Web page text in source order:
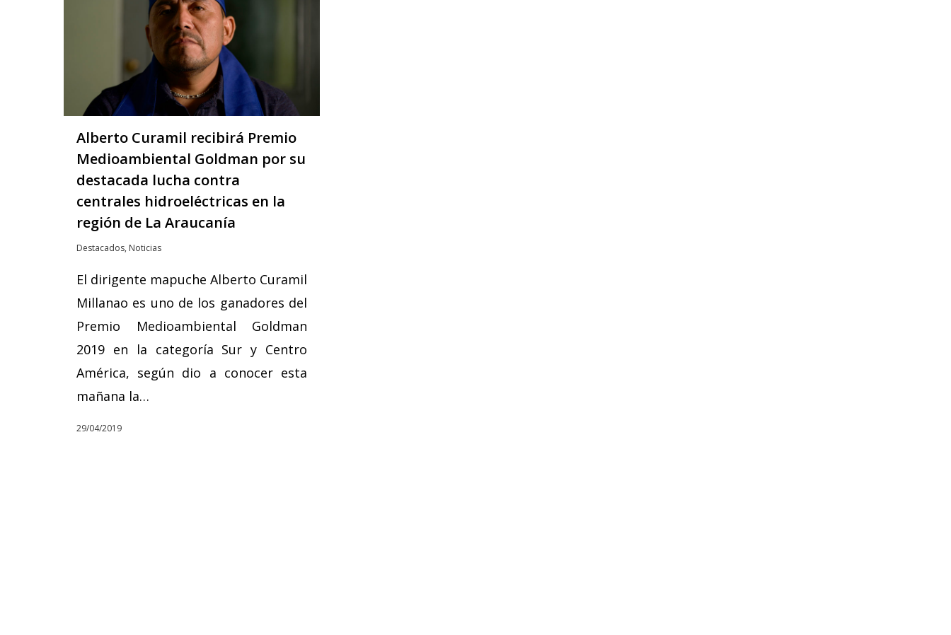
Alberto Curamil recibirá Premio
Medioambiental Goldman por su
destacada lucha contra
centrales hidroeléctricas en la
región de La Araucanía
Destacados, Noticias
El dirigente mapuche Alberto Curamil
Millanao es uno de los ganadores del
Premio Medioambiental Goldman
2019 en la categoría Sur y Centro
América, según dio a conocer esta
mañana la…
29/04/2019